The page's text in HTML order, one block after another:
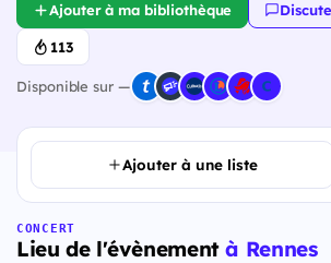
Ajouter à ma bibliothèque
113
Disponible sur —
Ajouter à une liste
CONCERT
Lieu de l'évènementà Rennes